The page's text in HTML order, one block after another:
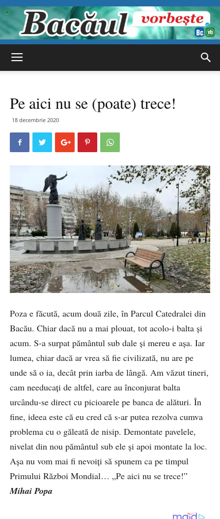
vorbește
Pe aici nu se (poate) trece!
18 decembrie 2020
Poza e făcută, acum două zile, în Parcul Catedralei din
Bacău. Chiar dacă nu a mai plouat, tot acolo-i balta și
acum. S-a surpat pământul sub dale și mereu e așa. Iar
lumea, chiar dacă ar vrea să fie civilizată, nu are pe
unde să o ia, decât prin iarba de lângă. Am văzut tineri,
cam needucați de altfel, care au înconjurat balta
urcându-se direct cu picioarele pe banca de alături. În
fine, ideea este că eu cred că s-ar putea rezolva cumva
problema cu o găleată de nisip. Demontate pavelele,
nivelat din nou pământul sub ele și apoi montate la loc.
Așa nu vom mai fi nevoiți să spunem ca pe timpul
Primului Război Mondial… „Pe aici nu se trece!”
Mihai Popa